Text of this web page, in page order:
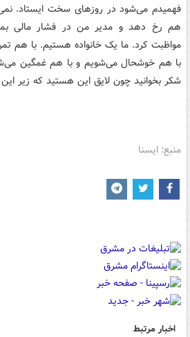
فهمیدم می‌شود در روزهای سخت ایستاد.
هم رخ دهد و مدیر من در فشار مالی
مواظبت کرد. ما یک خانواده هستیم. با هم
با هم خوشحال می‌شویم و با هم غمگین
شکر بخوانید چون لایق این هستید که زیر این
منبع: ایسنا
اخبار مرتبط